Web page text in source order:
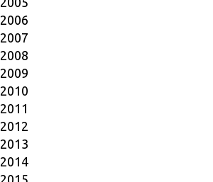
2006
2007
2008
2009
2010
2011
2012
2013
2014
2015